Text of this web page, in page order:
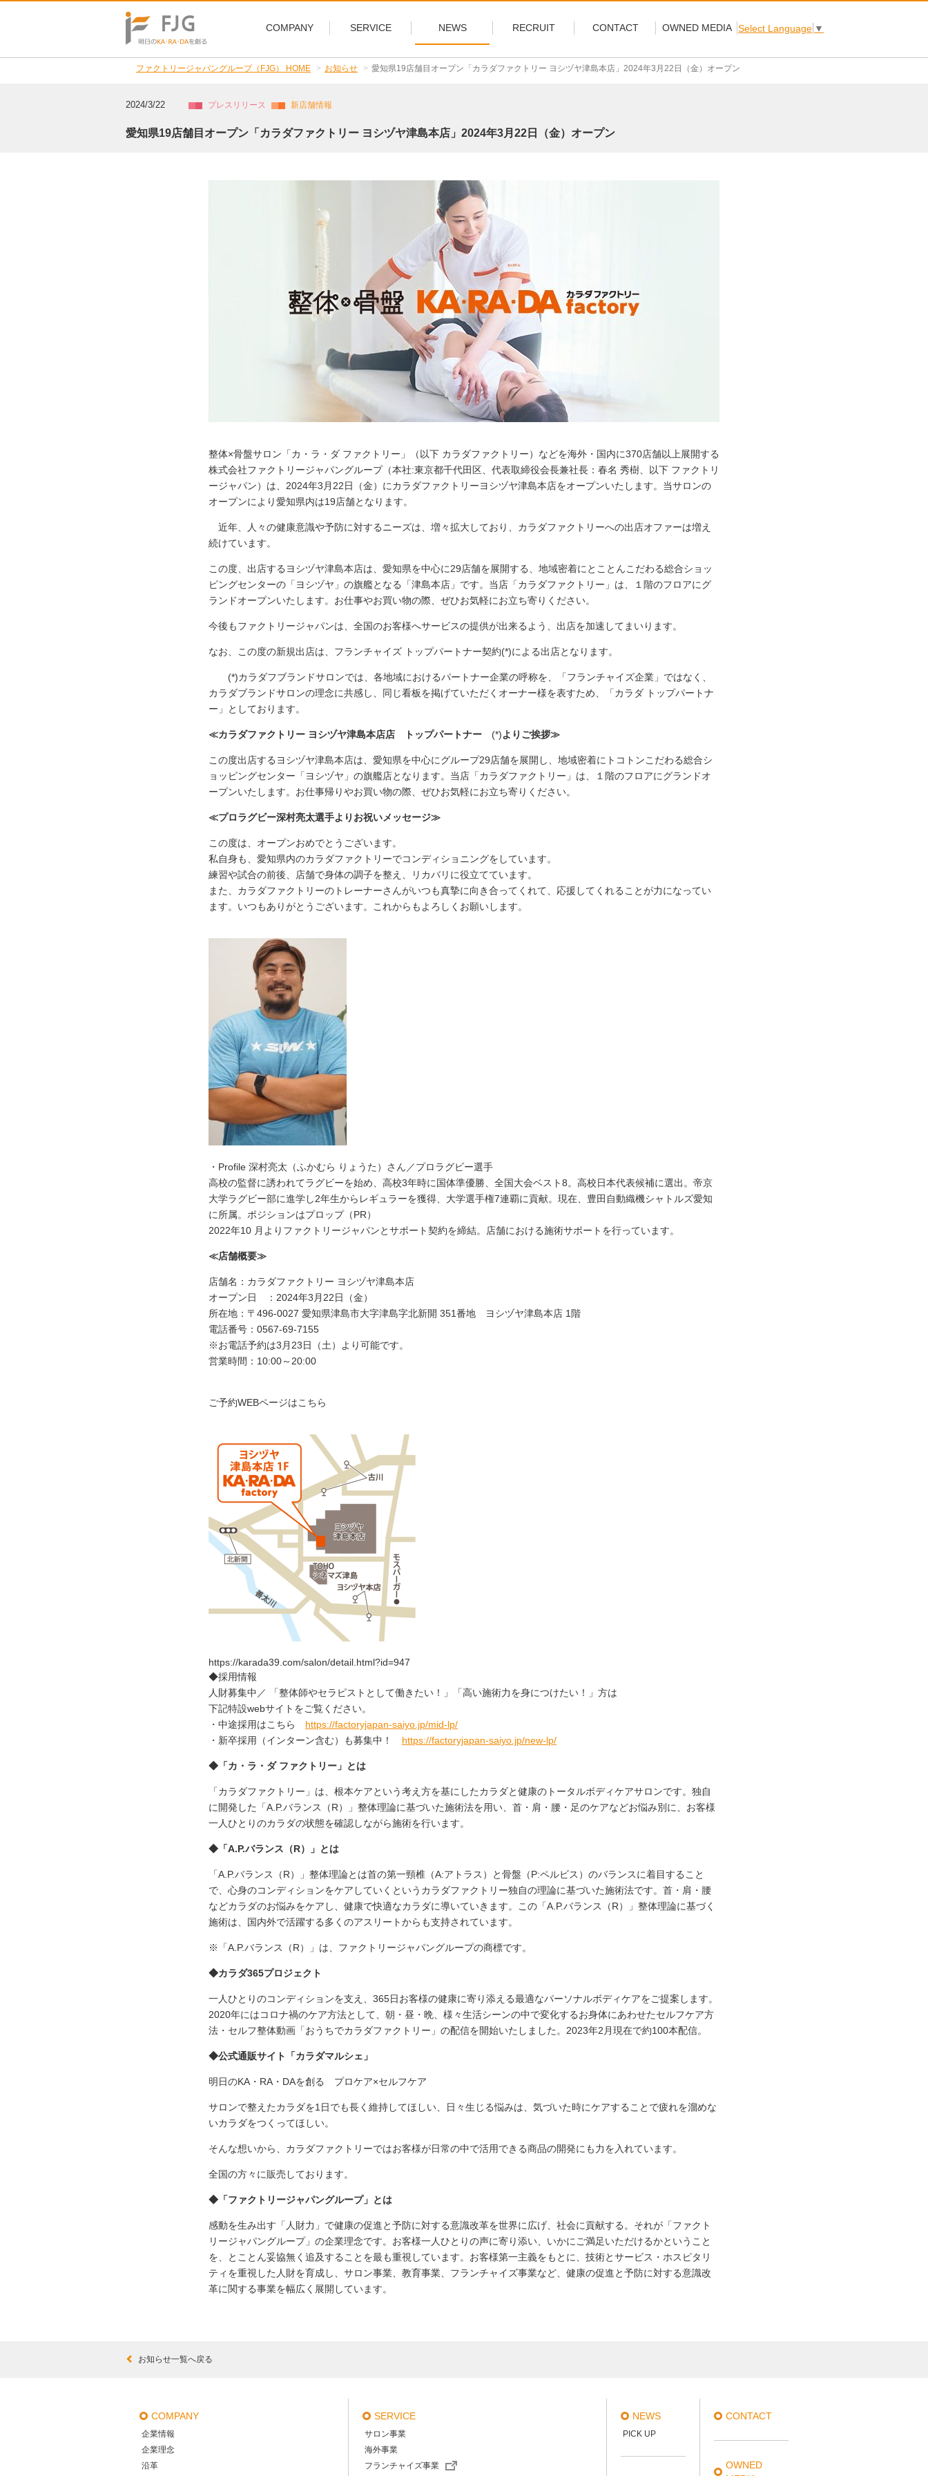
COMPANY SERVICE NEWS RECRUIT CONTACT OWNED MEDIA Select Language ▼
ファクトリージャパングループ（FJG） HOME お知らせ 愛知県19店舗目オープン「カラダファクトリー ヨシヅヤ津島本店」2024年3月22日（金）オープン
2024/3/22 プレスリリース 新店舗情報
愛知県19店舗目オープン「カラダファクトリー ヨシヅヤ津島本店」2024年3月22日（金）オープン
整体×骨盤サロン「カ・ラ・ダ ファクトリー」（以下 カラダファクトリー）などを海外・国内に370店舗以上展開する
株式会社ファクトリージャパングループ（本社:東京都千代田区、代表取締役会長兼社長：春名 秀樹、以下 ファクトリ
ージャパン）は、2024年3月22日（金）にカラダファクトリーヨシヅヤ津島本店をオープンいたします。当サロンの
オープンにより愛知県内は19店舗となります。
近年、人々の健康意識や予防に対するニーズは、増々拡大しており、カラダファクトリーへの出店オファーは増え
続けています。
この度、出店するヨシヅヤ津島本店は、愛知県を中心に29店舗を展開する、地域密着にとことんこだわる総合ショッ
ピングセンターの「ヨシヅヤ」の旗艦となる「津島本店」です。当店「カラダファクトリー」は、１階のフロアにグ
ランドオープンいたします。お仕事やお買い物の際、ぜひお気軽にお立ち寄りください。
今後もファクトリージャパンは、全国のお客様へサービスの提供が出来るよう、出店を加速してまいります。
なお、この度の新規出店は、フランチャイズ トップパートナー契約(*)による出店となります。
(*)カラダフブランドサロンでは、各地域におけるパートナー企業の呼称を、「フランチャイズ企業」ではなく、
カラダブランドサロンの理念に共感し、同じ看板を掲げていただくオーナー様を表すため、「カラダ トップパートナ
ー」としております。
≪カラダファクトリー ヨシヅヤ津島本店店 トップパートナー (*)よりご挨拶≫
この度出店するヨシヅヤ津島本店は、愛知県を中心にグループ29店舗を展開し、地域密着にトコトンこだわる総合シ
ョッピングセンター「ヨシヅヤ」の旗艦店となります。当店「カラダファクトリー」は、１階のフロアにグランドオ
ープンいたします。お仕事帰りやお買い物の際、ぜひお気軽にお立ち寄りください。
≪プロラグビー深村亮太選手よりお祝いメッセージ≫
この度は、オープンおめでとうございます。
私自身も、愛知県内のカラダファクトリーでコンディショニングをしています。
練習や試合の前後、店舗で身体の調子を整え、リカバリに役立てています。
また、カラダファクトリーのトレーナーさんがいつも真摯に向き合ってくれて、応援してくれることが力になってい
ます。いつもありがとうございます。これからもよろしくお願いします。
・Profile 深村亮太（ふかむら りょうた）さん／プロラグビー選手
高校の監督に誘われてラグビーを始め、高校3年時に国体準優勝、全国大会ベスト8。高校日本代表候補に選出。帝京
大学ラグビー部に進学し2年生からレギュラーを獲得、大学選手権7連覇に貢献。現在、豊田自動織機シャトルズ愛知
に所属。ポジションはプロップ（PR）
2022年10 月よりファクトリージャパンとサポート契約を締結。店舗における施術サポートを行っています。
≪店舗概要≫
店舗名：カラダファクトリー ヨシヅヤ津島本店
オープン日 ：2024年3月22日（金）
所在地：〒496-0027 愛知県津島市大字津島字北新開 351番地 ヨシヅヤ津島本店 1階
電話番号：0567-69-7155
※お電話予約は3月23日（土）より可能です。
営業時間：10:00～20:00
ご予約WEBページはこちら
https://karada39.com/salon/detail.html?id=947
◆採用情報
人財募集中／ 「整体師やセラピストとして働きたい！」「高い施術力を身につけたい！」方は
下記特設webサイトをご覧ください。
・中途採用はこちら https://factoryjapan-saiyo.jp/mid-lp/
・新卒採用（インターン含む）も募集中！ https://factoryjapan-saiyo.jp/new-lp/
◆「カ・ラ・ダ ファクトリー」とは
「カラダファクトリー」は、根本ケアという考え方を基にしたカラダと健康のトータルボディケアサロンです。独自
に開発した「A.P.バランス（R）」整体理論に基づいた施術法を用い、首・肩・腰・足のケアなどお悩み別に、お客様
一人ひとりのカラダの状態を確認しながら施術を行います。
◆「A.P.バランス（R）」とは
「A.P.バランス（R）」整体理論とは首の第一頸椎（A:アトラス）と骨盤（P:ペルビス）のバランスに着目すること
で、心身のコンディションをケアしていくというカラダファクトリー独自の理論に基づいた施術法です。首・肩・腰
などカラダのお悩みをケアし、健康で快適なカラダに導いていきます。この「A.P.バランス（R）」整体理論に基づく
施術は、国内外で活躍する多くのアスリートからも支持されています。
※「A.P.バランス（R）」は、ファクトリージャパングループの商標です。
◆カラダ365プロジェクト
一人ひとりのコンディションを支え、365日お客様の健康に寄り添える最適なパーソナルボディケアをご提案します。
2020年にはコロナ禍のケア方法として、朝・昼・晩、様々生活シーンの中で変化するお身体にあわせたセルフケア方
法・セルフ整体動画「おうちでカラダファクトリー」の配信を開始いたしました。2023年2月現在で約100本配信。
◆公式通販サイト「カラダマルシェ」
明日のKA・RA・DAを創る プロケア×セルフケア
サロンで整えたカラダを1日でも長く維持してほしい、日々生じる悩みは、気づいた時にケアすることで疲れを溜めな
いカラダをつくってほしい。
そんな想いから、カラダファクトリーではお客様が日常の中で活用できる商品の開発にも力を入れています。
全国の方々に販売しております。
◆「ファクトリージャパングループ」とは
感動を生み出す「人財力」で健康の促進と予防に対する意識改革を世界に広げ、社会に貢献する。それが「ファクト
リージャパングループ」の企業理念です。お客様一人ひとりの声に寄り添い、いかにご満足いただけるかということ
を、とことん妥協無く追及することを最も重視しています。お客様第一主義をもとに、技術とサービス・ホスピタリ
ティを重視した人財を育成し、サロン事業、教育事業、フランチャイズ事業など、健康の促進と予防に対する意識改
革に関する事業を幅広く展開しています。
お知らせ一覧へ戻る
COMPANY
企業情報
企業理念
沿革
SERVICE
サロン事業
海外事業
フランチャイズ事業
NEWS
PICK UP
CONTACT
OWNED